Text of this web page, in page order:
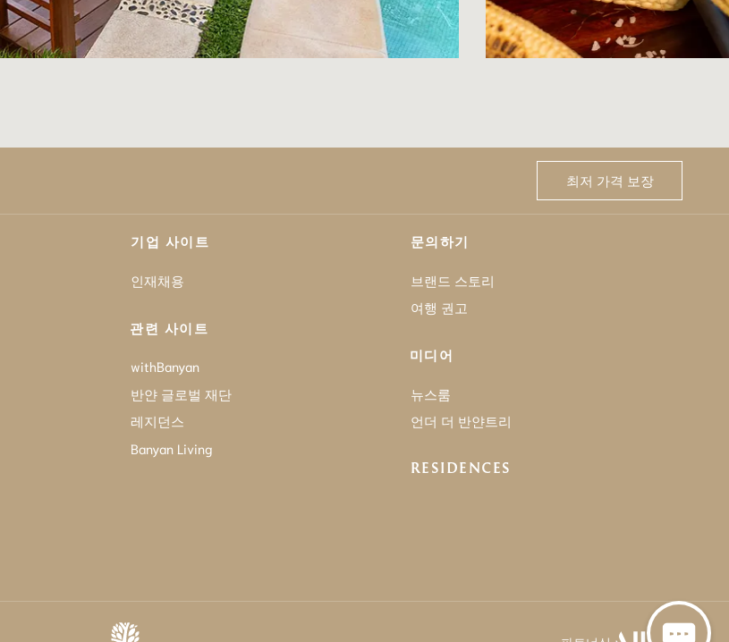
최저 가격 보장
기업 사이트
인재채용
관련 사이트
withBanyan
반얀 글로벌 재단
레지던스
Banyan Living
문의하기
브랜드 스토리
여행 권고
미디어
뉴스룸
언더 더 반얀트리
RESIDENCES